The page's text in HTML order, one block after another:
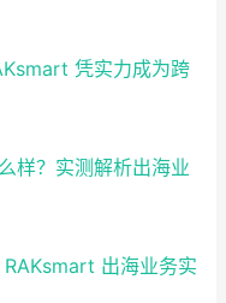
凭实力成为跨
样？实测解析出海业
出海业务实